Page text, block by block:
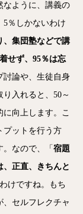
なように、講義の
5％しかないわけ
、集団塾などで講
せず、95％は忘
討論や、生徒自身
入れると、50～
に向上します。こ
プットを行う方
なので、「 宿題
、正直、きちんと
わけですね。もち
、セルフレクチャ